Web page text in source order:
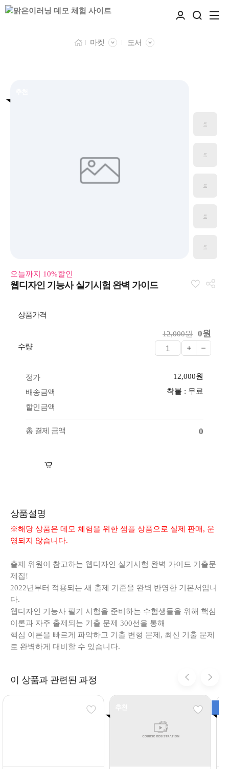
마켓 도서
오늘까지 10%할인
웹디자인 기능사 실기시험 완벽 가이드
상품가격
12,000원 0원
수량
정가
12,000원
배송금액
착불 : 무료
할인금액
총 결제 금액 0
상품설명
※해당 상품은 데모 체험을 위한 샘플 상품으로 실제 판매, 운
영되지 않습니다.
출제 위원이 참고하는 웹디자인 실기시험 완벽 가이드 기출문
제집!
2022년부터 적용되는 새 출제 기준을 완벽 반영한 기본서입니
다.
웹디자인 기능사 필기 시험을 준비하는 수험생들을 위해 핵심
이론과 자주 출제되는 기출 문제 300선을 통해
핵심 이론을 빠르게 파악하고 기출 변형 문제, 최신 기출 문제
로 완벽하게 대비할 수 있습니다.
이 상품과 관련된 과정